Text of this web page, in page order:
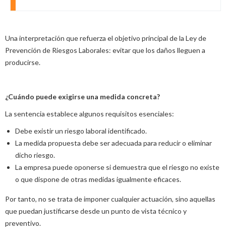
Una interpretación que refuerza el objetivo principal de la Ley de
Prevención de Riesgos Laborales: evitar que los daños lleguen a
producirse.
¿Cuándo puede exigirse una medida concreta?
La sentencia establece algunos requisitos esenciales:
Debe existir un riesgo laboral identificado.
La medida propuesta debe ser adecuada para reducir o eliminar
dicho riesgo.
La empresa puede oponerse si demuestra que el riesgo no existe
o que dispone de otras medidas igualmente eficaces.
Por tanto, no se trata de imponer cualquier actuación, sino aquellas
que puedan justificarse desde un punto de vista técnico y
preventivo.